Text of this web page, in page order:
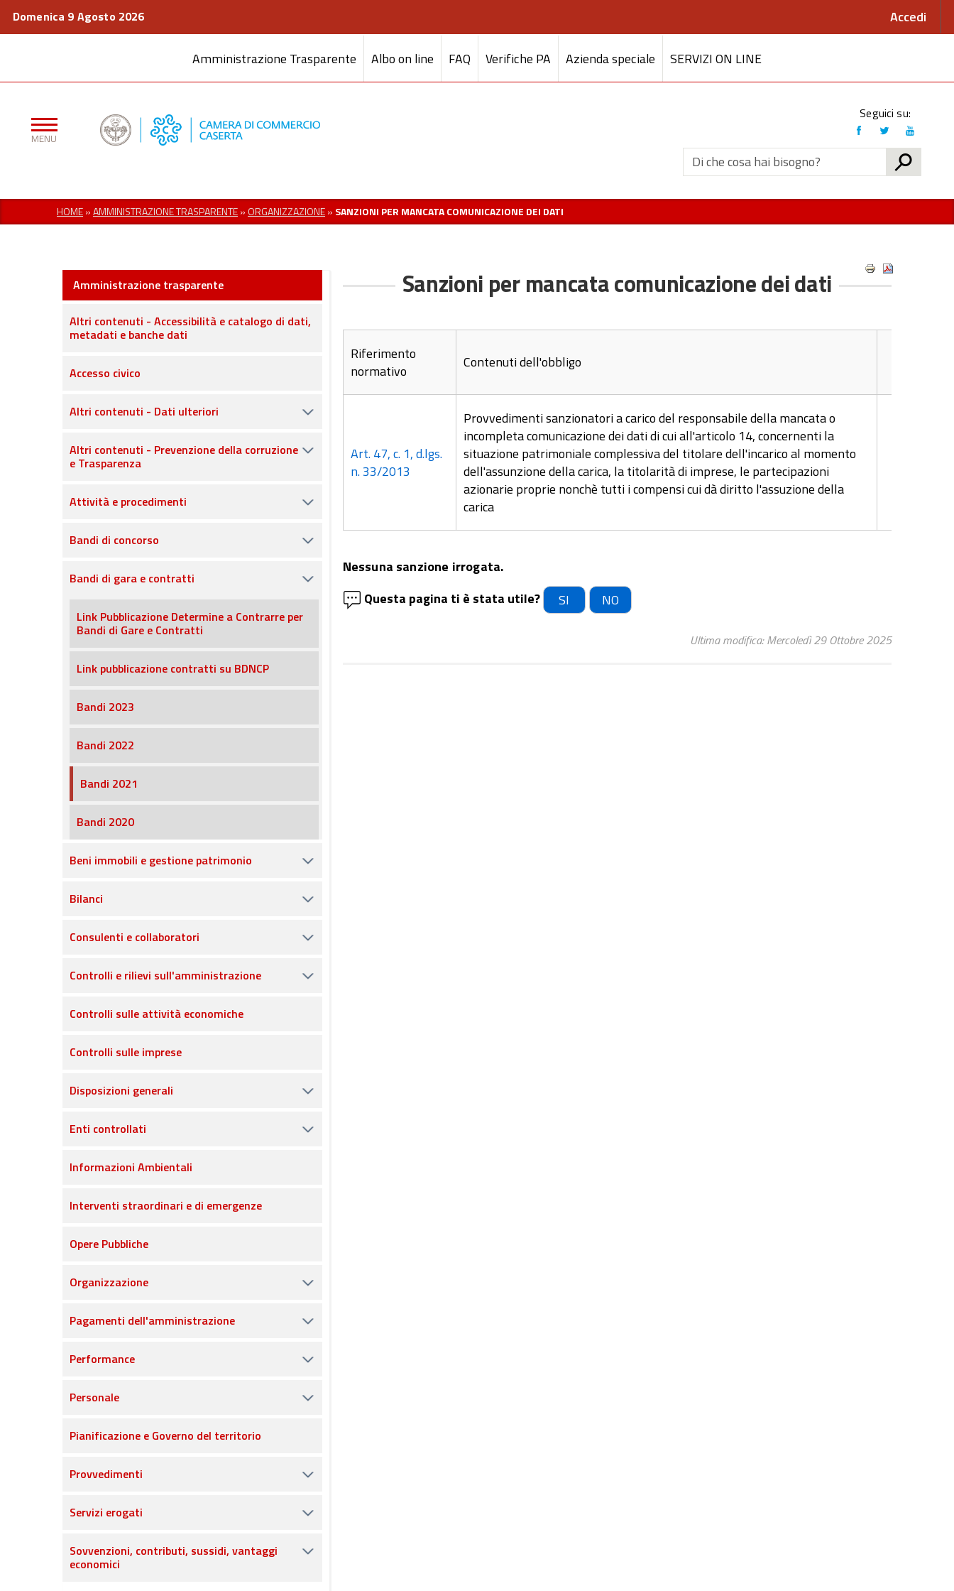
Domenica 9 Agosto 2026 Accedi
social
Seguici su:
Amministrazione Trasparente Albo on line FAQ Verifiche PA Azienda speciale SERVIZI ON LINE
HOME»AMMINISTRAZIONE TRASPARENTE» ORGANIZZAZIONE» SANZIONI PER MANCATA COMUNICAZIONE DEI DATI
Amministrazione trasparente
Altri contenuti - Accessibilità e catalogo di dati,
metadati e banche dati
Accesso civico
Altri contenuti - Dati ulteriori
Altri contenuti - Prevenzione della corruzione
e Trasparenza
Attività e procedimenti
Bandi di concorso
Bandi di gara e contratti
Link Pubblicazione Determine a Contrarre per
Bandi di Gare e Contratti
Link pubblicazione contratti su BDNCP
Bandi 2023
Bandi 2022
Bandi 2021
Bandi 2020
Beni immobili e gestione patrimonio
Bilanci
Consulenti e collaboratori
Controlli e rilievi sull'amministrazione
Controlli sulle attività economiche
Controlli sulle imprese
Disposizioni generali
Enti controllati
Informazioni Ambientali
Interventi straordinari e di emergenze
Opere Pubbliche
Organizzazione
Pagamenti dell'amministrazione
Performance
Personale
Pianificazione e Governo del territorio
Provvedimenti
Servizi erogati
Sovvenzioni, contributi, sussidi, vantaggi
economici
Sanzioni per mancata comunicazione dei dati
Riferimento
normativo
Contenuti dell'obbligo
Art. 47, c. 1, d.lgs.
n. 33/2013
Provvedimenti sanzionatori a carico del responsabile della mancata o
incompleta comunicazione dei dati di cui all'articolo 14, concernenti la
situazione patrimoniale complessiva del titolare dell'incarico al momento
dell'assunzione della carica, la titolarità di imprese, le partecipazioni
azionarie proprie nonchè tutti i compensi cui dà diritto l'assuzione della
carica
Nessuna sanzione irrogata.
Questa pagina ti è stata utile?
SI NO
Ultima modifica: Mercoledì 29 Ottobre 2025